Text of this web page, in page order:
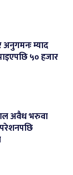
म्याद
५० हजार
अवैध भरुवा